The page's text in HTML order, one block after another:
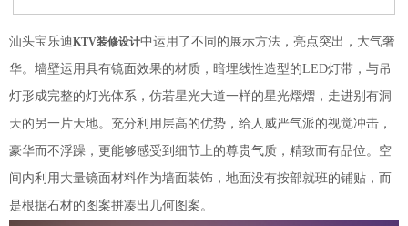
汕头宝乐迪KTV装修设计中运用了不同的展示方法，亮点突出，大气奢
华。墙壁运用具有镜面效果的材质，暗埋线性造型的LED灯带，与吊
灯形成完整的灯光体系，仿若星光大道一样的星光熠熠，走进别有洞
天的另一片天地。充分利用层高的优势，给人威严气派的视觉冲击，
豪华而不浮躁，更能够感受到细节上的尊贵气质，精致而有品位。空
间内利用大量镜面材料作为墙面装饰，地面没有按部就班的铺贴，而
是根据石材的图案拼凑出几何图案。